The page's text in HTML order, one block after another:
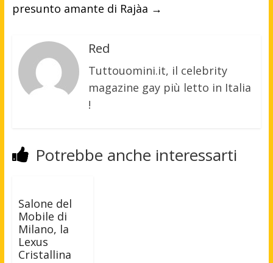
presunto amante di Rajàa →
Red
Tuttouomini.it, il celebrity
magazine gay più letto in Italia
!
Potrebbe anche interessarti
Salone del
Mobile di
Milano, la
Lexus
Cristallina